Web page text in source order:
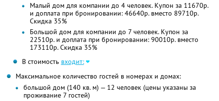
Малый дом для компании до 4 человек. Купон за 11670р.
и доплата при бронировании: 46640р. вместо 89710р.
Скидка 35%
Большой дом для компании до 7 человек. Купон за
22510р. и доплата при бронировании: 90010р. вместо
173110р. Скидка 35%
В стоимость входит:
Максимальное количество гостей в номерах и домах:
большой дом (140 кв. м) — 12 человек (цены указаны за
проживание 7 гостей)